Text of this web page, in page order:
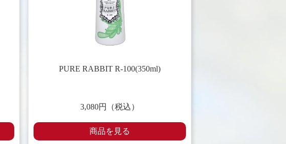
PURE RABBIT R-100(350ml)
3,080円（税込）
商品を見る